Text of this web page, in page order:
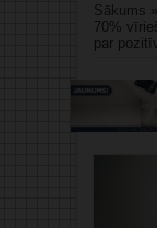
Sākums »
70%
par